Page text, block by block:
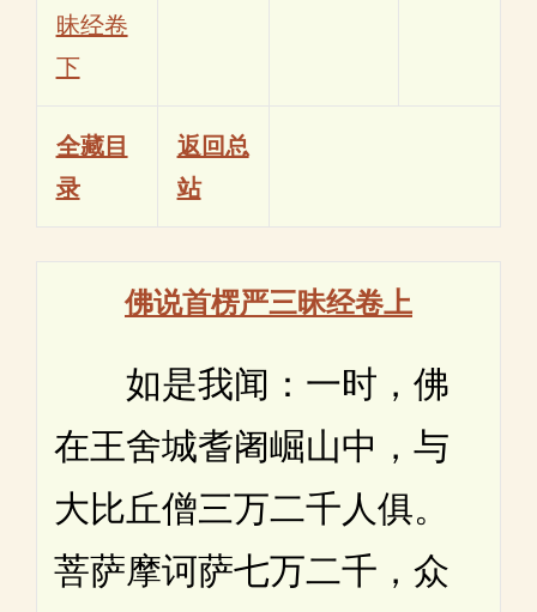
昧经卷
下
全藏目
录
返回总
站
佛说首楞严三昧经卷上
如是我闻：一时，佛
在王舍城耆阇崛山中，与
大比丘僧三万二千人俱。
菩萨摩诃萨七万二千，众